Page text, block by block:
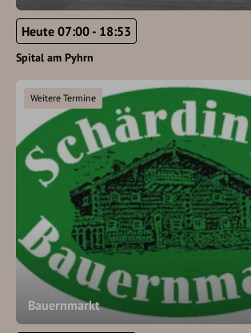
Heute 07:00 - 18:53
Spital am Pyhrn
Bauernmarkt
Weitere Termine